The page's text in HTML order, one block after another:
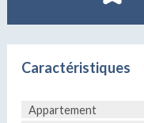
Caractéristiques
Appartement